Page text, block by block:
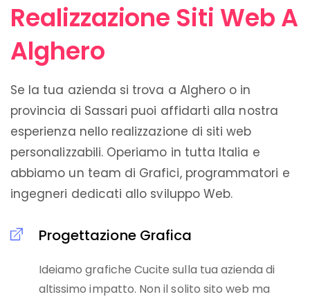
Realizzazione Siti Web A
Alghero
Se la tua azienda si trova a Alghero o in
provincia di Sassari puoi affidarti alla nostra
esperienza nello realizzazione di siti web
personalizzabili. Operiamo in tutta Italia e
abbiamo un team di Grafici, programmatori e
ingegneri dedicati allo sviluppo Web.
Progettazione Grafica
Ideiamo grafiche Cucite sulla tua azienda di
altissimo impatto. Non il solito sito web ma